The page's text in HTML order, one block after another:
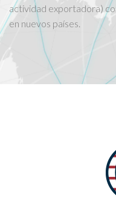
actividad exportadora)
en nuevos países.